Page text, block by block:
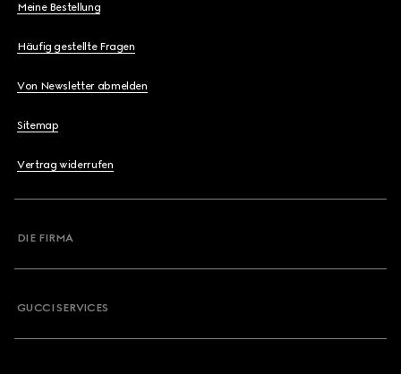
Meine Bestellung
Häufig gestellte Fragen
Von Newsletter abmelden
Sitemap
Vertrag widerrufen
DIE FIRMA
GUCCI SERVICES